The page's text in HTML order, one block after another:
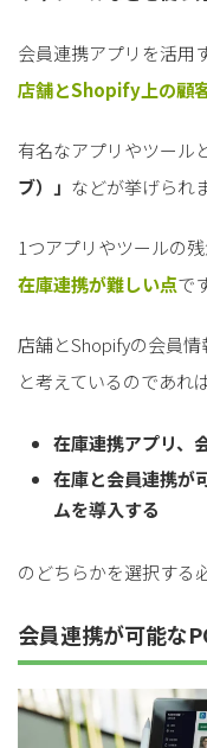
会員連携アプリを活用
店舗とShopify上の顧
有名なアプリやツール
ブ）」 などが挙げられ
1つアプリやツールの
在庫連携が難しい点で
店舗とShopifyの会員
と考えているのであれば
在庫連携アプリ、
在庫と会員連携が
ムを導入する
のどちらかを選択する
会員連携が可能な